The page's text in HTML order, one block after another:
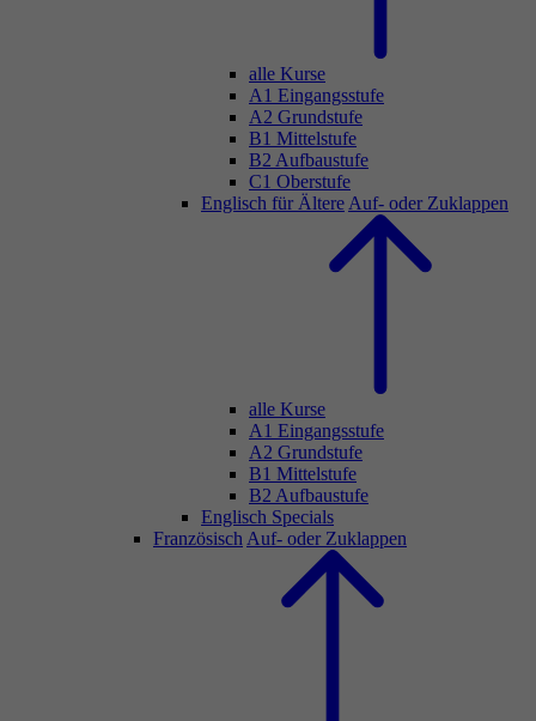
alle Kurse
A1 Eingangsstufe
A2 Grundstufe
B1 Mittelstufe
B2 Aufbaustufe
C1 Oberstufe
Englisch für Ältere Auf- oder Zuklappen
alle Kurse
A1 Eingangsstufe
A2 Grundstufe
B1 Mittelstufe
B2 Aufbaustufe
Englisch Specials
Französisch Auf- oder Zuklappen